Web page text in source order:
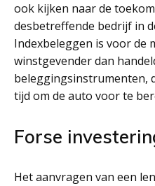
ook kijken naar de
desbetreffende bedrijf in
Indexbeleggen is voor de
winstgevender dan
beleggingsinstrumenten,
tijd om de auto voor te
Forse
Het aanvragen van een